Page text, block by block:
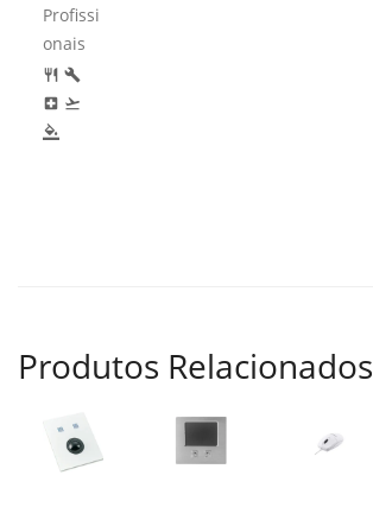
Profissi
onais
restaurant build
local_hospital flight_takeoff
format_color_fill
Produtos Relacionados